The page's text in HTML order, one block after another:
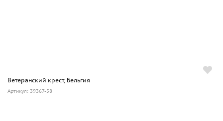
Ветеранский крест, Бельгия
Артикул: 39367-58